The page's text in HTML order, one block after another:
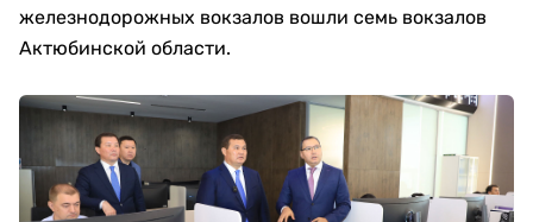
железнодорожных вокзалов вошли семь вокзалов
Актюбинской области.